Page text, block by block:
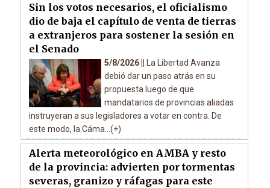
Sin los votos necesarios, el oficialismo
dio de baja el capítulo de venta de tierras
a extranjeros para sostener la sesión en
el Senado
5/8/2026 ||
La Libertad Avanza
debió dar un paso atrás en su
propuesta luego de que
mandatarios de provincias aliadas
instruyeran a sus legisladores a votar en contra. De
este modo, la Cáma...(+)
Alerta meteorológico en AMBA y resto
de la provincia: advierten por tormentas
severas, granizo y ráfagas para este